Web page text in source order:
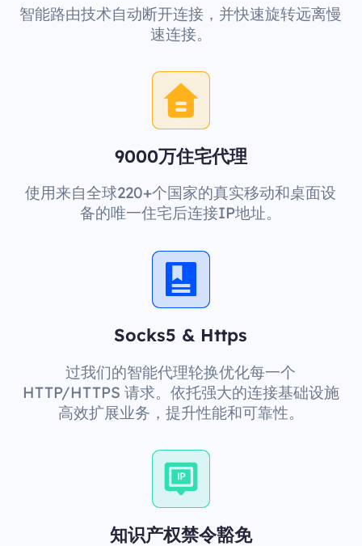
智能路由技术自动断开连接，并快速旋转远离慢
速连接。
9000万住宅代理
使用来自全球220+个国家的真实移动和桌面设
备的唯一住宅后连接IP地址。
Socks5 & Https
过我们的智能代理轮换优化每一个
HTTP/HTTPS 请求。依托强大的连接基础设施
高效扩展业务，提升性能和可靠性。
知识产权禁令豁免